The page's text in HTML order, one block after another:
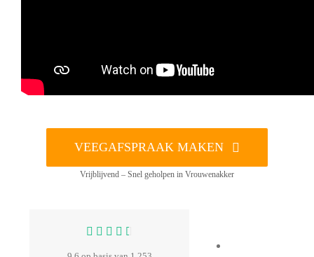
VEEGAFSPRAAK MAKEN
Vrijblijvend – Snel geholpen in Vrouwenakker